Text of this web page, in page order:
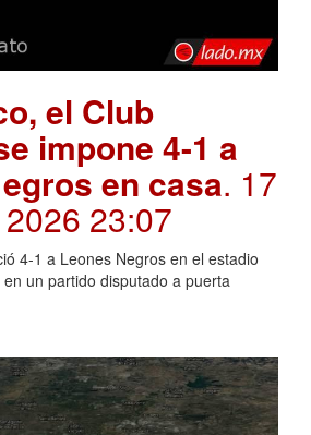
el Club
impone 4-1 a
en casa. 17
23:07
4-1 a Leones Negros en el estadio
un partido disputado a puerta